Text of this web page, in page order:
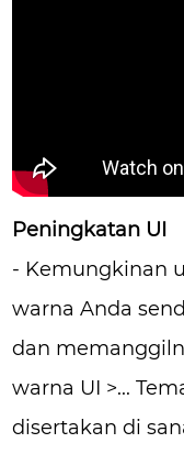
Peningkatan UI
- Kemungkinan
warna Anda
dan
warna UI >...
disertakan di